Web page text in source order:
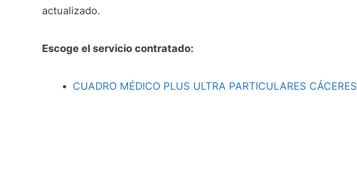
actualizado.
Escoge el servicio contratado:
CUADRO MÉDICO PLUS ULTRA PARTICULARES CÁCERES